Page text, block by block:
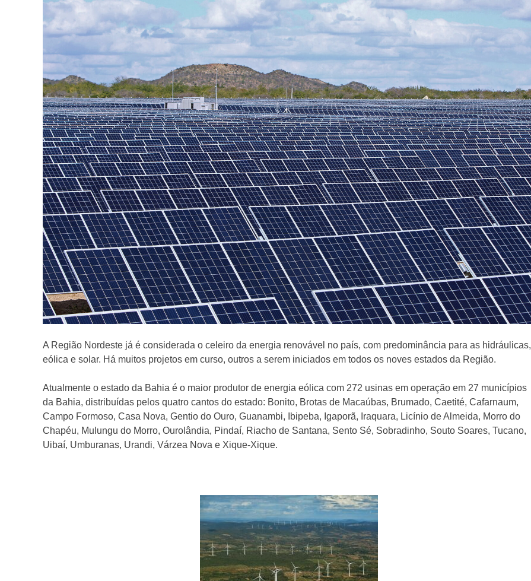
Jornalismo
A Região Nordeste já é considerada o celeiro da energia renovável no país, com predominância para as hidráulicas,
eólica e solar. Há muitos projetos em curso, outros a serem iniciados em todos os noves estados da Região.
Atualmente o estado da Bahia é o maior produtor de energia eólica com 272 usinas em operação em 27 municípios
da Bahia, distribuídas pelos quatro cantos do estado: Bonito, Brotas de Macaúbas, Brumado, Caetité, Cafarnaum,
Campo Formoso, Casa Nova, Gentio do Ouro, Guanambi, Ibipeba, Igaporã, Iraquara, Licínio de Almeida, Morro do
Chapéu, Mulungu do Morro, Ourolândia, Pindaí, Riacho de Santana, Sento Sé, Sobradinho, Souto Soares, Tucano,
Uibaí, Umburanas, Urandi, Várzea Nova e Xique-Xique.